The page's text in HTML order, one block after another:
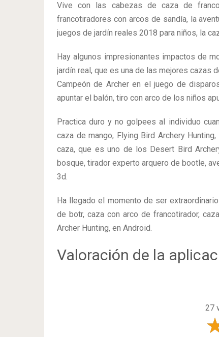
Vive con las cabezas de caza de
francotiradores con arcos de sandía, la
juegos de jardín reales 2018 para niños, la
Hay algunos impresionantes impactos de
jardín real, que es una de las mejores cazas
Campeón de Archer en el juego de
apuntar el balón, tiro con arco de los niños
Practica duro y no golpees al individuo
caza de mango, Flying Bird Archery
caza, que es uno de los Desert Bird
bosque, tirador experto arquero de bootle,
3d.
Ha llegado el momento de ser
de botr, caza con arco de francotirador,
Archer Hunting, en Android.
Valoración de la
27